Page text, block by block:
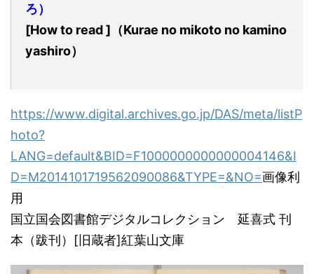
ろ）
[How to read] （Kurae no mikoto no kamino
yashiro）
https://www.digital.archives.go.jp/DAS/meta/listP
hoto?
LANG=default&BID=F1000000000000004146&I
D=M2014101719562090086&TYPE=&NO=画像利
用
国立国会図書館デジタルコレクション 延喜式 刊
本（跋刊）[旧蔵者]紅葉山文庫